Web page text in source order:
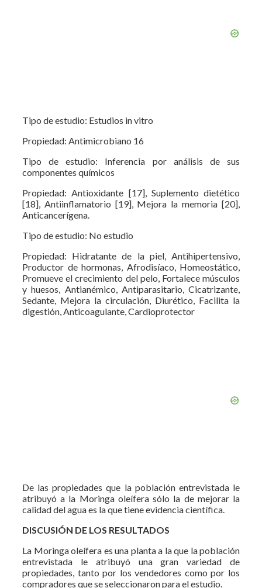
Tipo de estudio: Estudios in vitro
Propiedad: Antimicrobiano 16
Tipo de estudio: Inferencia por análisis de sus
componentes químicos
Propiedad: Antioxidante [17], Suplemento dietético
[18], Antiinflamatorio [19], Mejora la memoria [20],
Anticancerígena.
Tipo de estudio: No estudio
Propiedad: Hidratante de la piel, Antihipertensivo,
Productor de hormonas, Afrodisíaco, Homeostático,
Promueve el crecimiento del pelo, Fortalece músculos
y huesos, Antianémico, Antiparasitario, Cicatrizante,
Sedante, Mejora la circulación, Diurético, Facilita la
digestión, Anticoagulante, Cardioprotector
De las propiedades que la población entrevistada le
atribuyó a la Moringa oleífera sólo la de mejorar la
calidad del agua es la que tiene evidencia científica.
DISCUSIÓN DE LOS RESULTADOS
La Moringa oleífera es una planta a la que la población
entrevistada le atribuyó una gran variedad de
propiedades, tanto por los vendedores como por los
compradores que se seleccionaron para el estudio.